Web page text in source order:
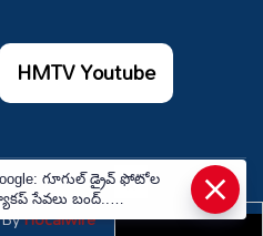
HMTV Youtube
All rights reserved.
Hocalwire
×
గూగుల్ డ్రైవ్ ఫోటోల
సేవలు బంద్..
జాగ్రత్తలు ఇవే.! |